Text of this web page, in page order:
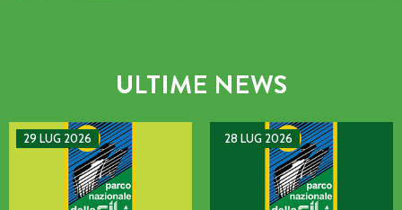
ULTIME NEWS
29 LUG 2026
AVVISO DI GUASTO SULLA LINEA TELEFONICA DELL’ENTE
28 LUG 2026
MANIFESTAZIONE DI